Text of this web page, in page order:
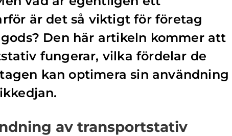
är det så viktigt för företag
Den här artikeln kommer att
fungerar, vilka fördelar de
kan optimera sin användning
av transportstativ